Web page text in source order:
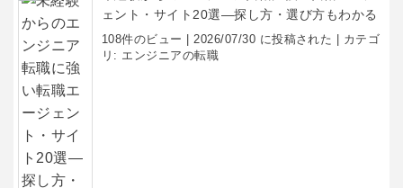
ェント・サイト20選―探し方・選び方もわかる
108件のビュー |2026/07/30 に投稿された
カテゴ
リ: エンジニアの転職